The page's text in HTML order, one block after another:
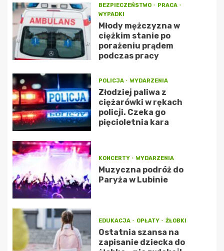
BEZPIECZEŃSTWO
PRACA
WYPADKI
Młody mężczyzna w
ciężkim stanie po
porażeniu prądem
podczas pracy
POLICJA WYDARZENIA
Złodziej paliwa z
ciężarówki w rękach
policji. Czeka go
pięcioletnia kara
KONCERTY WYDARZENIA
Muzyczna podróż do
Paryża w Lubinie
EDUKACJA OPŁATY ŻŁOBKI
Ostatnia szansa na
zapisanie dziecka do